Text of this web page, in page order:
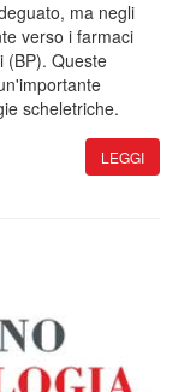
ma negli
verso i farmaci
(BP). Queste
scheletriche.
LEGGI